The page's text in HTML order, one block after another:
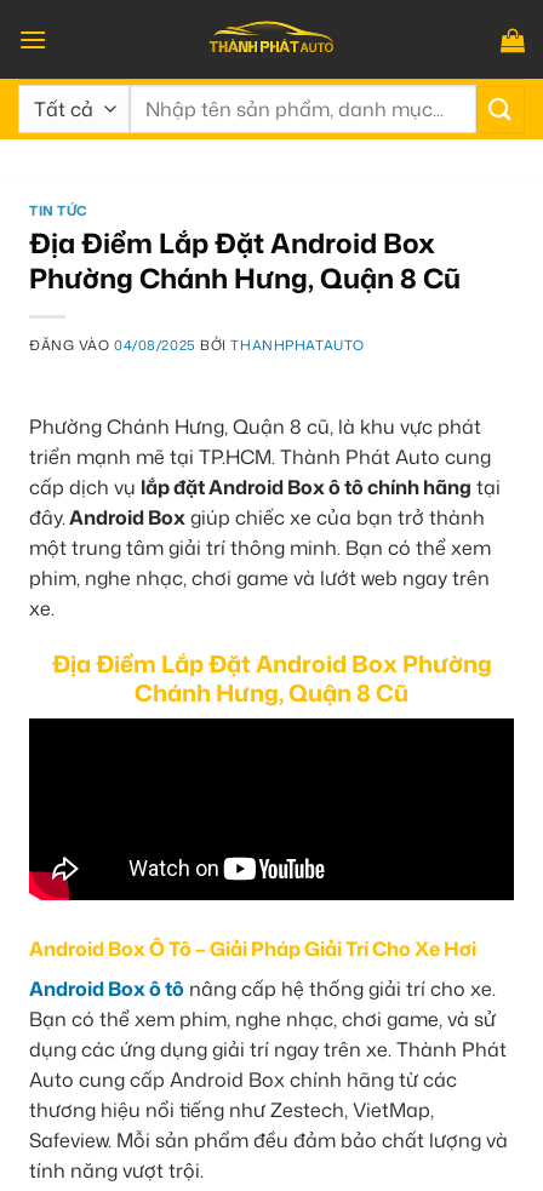
qua
nội
dung
Tìm
TIN TỨC
Địa Điểm Lắp Đặt Android Box
Phường Chánh Hưng, Quận 8 Cũ
ĐĂNG VÀO04/08/2025 BỞITHANHPHATAUTO
Phường Chánh Hưng, Quận 8 cũ, là khu vực phát
triển mạnh mẽ tại TP.HCM. Thành Phát Auto cung
cấp dịch vụ lắp đặt Android Box ô tô chính hãng tại
đây.Android Boxgiúp chiếc xe của bạn trở thành
một trung tâm giải trí thông minh. Bạn có thể xem
phim, nghe nhạc, chơi game và lướt web ngay trên
xe.
Địa Điểm Lắp Đặt Android Box Phường
Chánh Hưng, Quận 8 Cũ
Android Box Ô Tô – Giải Pháp Giải Trí Cho Xe Hơi
Android Box ô tô nâng cấp hệ thống giải trí cho xe.
Bạn có thể xem phim, nghe nhạc, chơi game, và sử
dụng các ứng dụng giải trí ngay trên xe. Thành Phát
Auto cung cấp Android Box chính hãng từ các
thương hiệu nổi tiếng như Zestech, VietMap,
Safeview. Mỗi sản phẩm đều đảm bảo chất lượng và
tính năng vượt trội.